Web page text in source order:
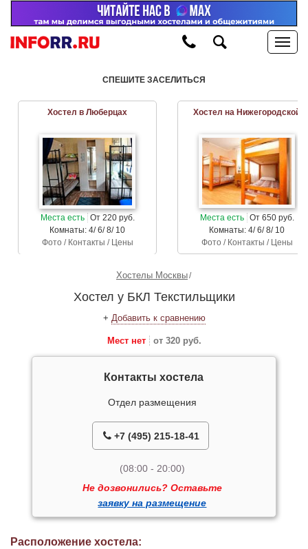
СПЕШИТЕ ЗАСЕЛИТЬСЯ
Хостел в Люберцах
Места есть От 220 руб.
Комнаты: 4/ 6/ 8/ 10
Фото / Контакты / Цены
Хостел на Нижегородской
Места есть От 650 руб.
Комнаты: 4/ 6/ 8/ 10
Фото / Контакты / Цены
Хостелы Москвы
Хостел у БКЛ Текстильщики
+ Добавить к сравнению
Мест нет от 320 руб.
Контакты хостела
Отдел размещения
+7 (495) 215-18-41
(08:00 - 20:00)
Не дозвонились? Оставьте
заявку на размещение
Расположение хостела: